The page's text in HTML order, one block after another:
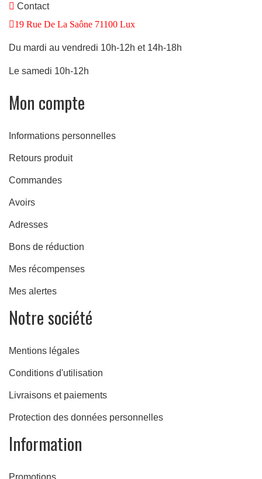
Contact
19 Rue De La Saône 71100 Lux
Du mardi au vendredi 10h-12h et 14h-18h
Le samedi 10h-12h
Mon compte
Informations personnelles
Retours produit
Commandes
Avoirs
Adresses
Bons de réduction
Mes récompenses
Mes alertes
Notre société
Mentions légales
Conditions d'utilisation
Livraisons et paiements
Protection des données personnelles
Information
Promotions